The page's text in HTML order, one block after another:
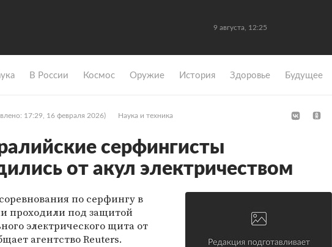
9 августа, 12:25
В России Космос Оружие История Здоровье Будущее
17:29, 16 февраля 2026) Наука и техника
серфингисты
от акул электричеством
по серфингу в
проходили под защитой
электрического щита от
агентство Reuters.